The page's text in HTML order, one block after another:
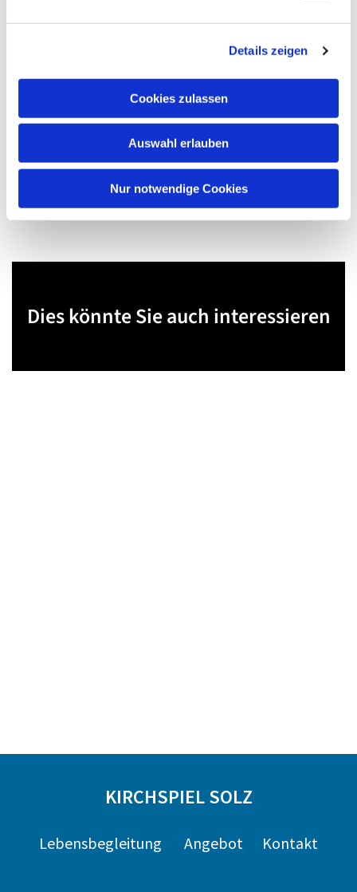
Details zeigen
Cookies zulassen
Auswahl erlauben
Nur notwendige Cookies
Dies könnte Sie auch interessieren
KIRCHSPIEL SOLZ
Lebensbegleitung Angebot Kontakt